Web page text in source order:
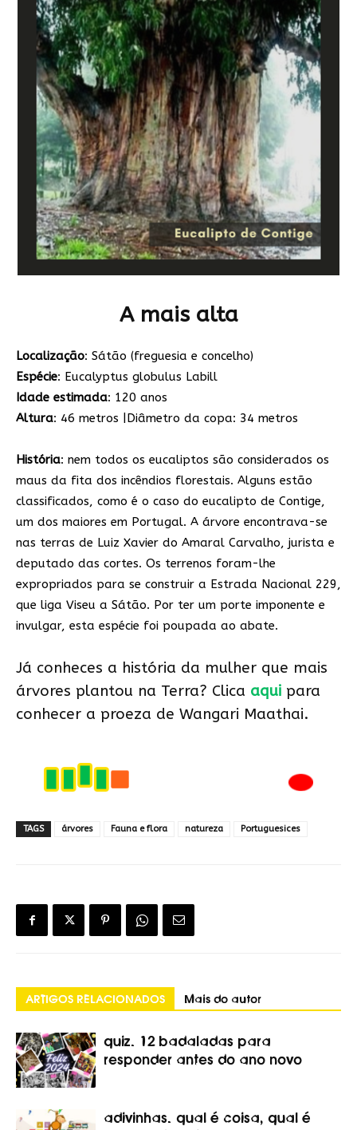
A mais alta
Localização: Sátão (freguesia e concelho)
Espécie: Eucalyptus globulus Labill
Idade estimada: 120 anos
Altura: 46 metros |Diâmetro da copa: 34 metros
História: nem todos os eucaliptos são considerados os
maus da fita dos incêndios florestais. Alguns estão
classificados, como é o caso do eucalipto de Contige,
um dos maiores em Portugal. A árvore encontrava-se
nas terras de Luiz Xavier do Amaral Carvalho, jurista e
deputado das cortes. Os terrenos foram-lhe
expropriados para se construir a Estrada Nacional 229,
que liga Viseu a Sátão. Por ter um porte imponente e
invulgar, esta espécie foi poupada ao abate.
Já conheces a história da mulher que mais
árvores plantou na Terra? Clica aqui para
conhecer a proeza de Wangari Maathai.
TAGS árvores Fauna e flora natureza Portuguesices
ARTIGOS RELACIONADOS Mais do autor
quiz. 12 badaladas para
responder antes do ano novo
adivinhas. qual é coisa, qual é